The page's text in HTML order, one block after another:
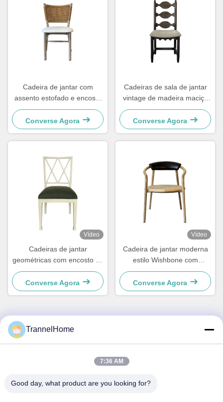
Cadeira de jantar com
assento estofado e encosto
tecido, fácil de limpar e
confortável para a sala de
jantar
Converse Agora
Cadeiras de sala de jantar
vintage de madeira maciça
48×57×105,5cm, macias
com encosto de escada
entalhado
Converse Agora
Vídeo
Cadeiras de jantar
geométricas com encosto de
madeira e almofada,
elegantes e resistentes à
humidade
Converse Agora
Vídeo
Cadeira de jantar moderna
estilo Wishbone com
assento tecido e encosto de
couro
Converse Agora
Contato rápido
Distrito de Linping, Cidade de Hangzhou, Província de
TrannelHome
7:36 AM
Good day, what product are you looking for?